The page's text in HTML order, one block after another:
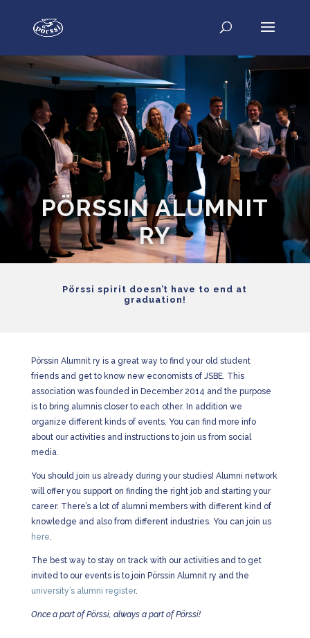
PÖRSSIN ALUMNIT
RY
Pörssi spirit doesn’t have to end at
graduation!
Pörssin Alumnit ry is a great way to find your old student
friends and get to know new economists of JSBE. This
association was founded in December 2014 and the purpose
is to bring alumnis closer to each other. In addition we
organize different kinds of events. You can find more info
about our activities and instructions to join us from social
media.
You should join us already during your studies! Alumni network
will offer you support on finding the right job and starting your
career. There’s a lot of alumni members with different kind of
knowledge and also from different industries. You can join us
here.
The best way to stay on track with our activities and to get
invited to our events is to join Pörssin Alumnit ry and the
university’s alumni register.
Once a part of Pörssi, always a part of Pörssi!